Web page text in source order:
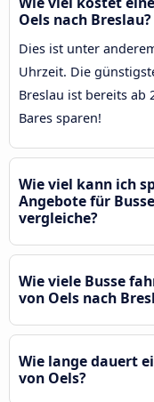
Oels nach Breslau?
Dies ist unter
Uhrzeit. Die
Breslau ist bereits ab
Bares sparen!
Wie viel kann ich
Angebote für
vergleiche?
Wie viele Busse
von Oels nach
Wie lange dauert
von Oels?